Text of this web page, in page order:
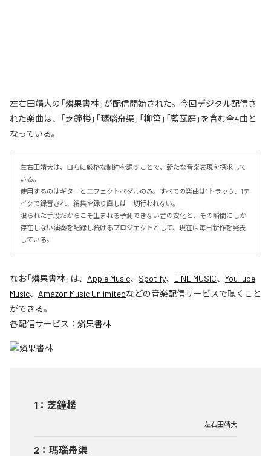
左右田靖大の「燐果書林」が配信開始された。今回デジタル配信さ
れた楽曲は、「芝鐘楼」「瑪瑙舟渠」「柳筥」「藍瓦庭」を含む全4曲と
なっている。
左右田靖大は、自らに厳格な制約を課すことで、新たな音楽表現を探求して
いる。
使用するのはギターとエフェクトペダルのみ。すべての楽曲は1トラック、1テ
イクで録音され、編集や録り直しは一切行われない。
限られた手段だからこそ生まれる予測できない音の変化と、その瞬間にしか
存在しない演奏を記録し続けるプロジェクトとして、現在は毎日新作を発表
している。
なお「燐果書林 」は、 Apple Music、 Spotify、 LINE MUSIC、 YouTube
Music、 Amazon Music Unlimitedなどの音楽配信サービスで聴くこと
ができる。
各配信サービス： 燐果書林
1 ： 芝鐘楼
左右田靖大
2 ： 瑪瑙舟渠